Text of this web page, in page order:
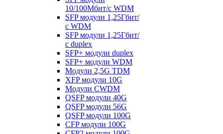
10/100Мбит/с WDM
SFP модули 1,25Гбит/
с WDM
SFP модули 1,25Гбит/
с duplex
SFP+ модули duplex
SFP+ модули WDM
Модули 2,5G TDM
XFP модули 10G
Модули CWDM
QSFP модули 40G
QSFP модули 56G
QSFP модули 100G
CFP модули 100G